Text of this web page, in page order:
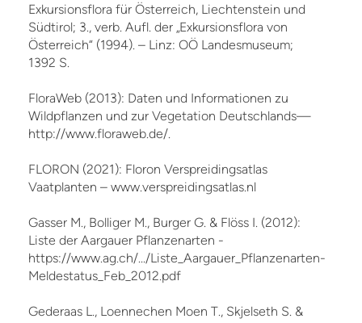
Exkursionsflora für Österreich, Liechtenstein und
Südtirol; 3., verb. Aufl. der „Exkursionsflora von
Österreich“ (1994). – Linz: OÖ Landesmuseum;
1392 S.
FloraWeb (2013): Daten und Informationen zu
Wildpflanzen und zur Vegetation Deutschlands—
http://www.floraweb.de/.
FLORON (2021): Floron Verspreidingsatlas
Vaatplanten – www.verspreidingsatlas.nl
Gasser M., Bolliger M., Burger G. & Flöss I. (2012):
Liste der Aargauer Pflanzenarten -
https://www.ag.ch/.../Liste_Aargauer_Pflanzenarten-
Meldestatus_Feb_2012.pdf
Gederaas L., Loennechen Moen T., Skjelseth S. &